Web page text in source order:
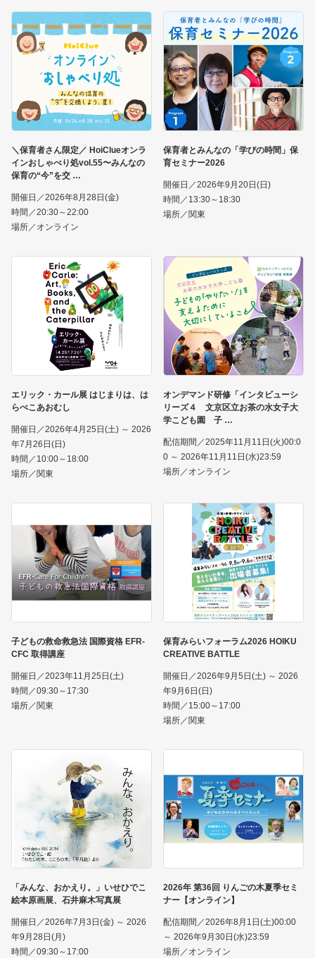
＼保育者さん限定／ HoiClueオンラ
インおしゃべり処vol.55〜みんなの
保育の“今”を交
開催日／2026年8月28日(金)
時間／20:30～22:00
場所／オンライン
保育者とみんなの「学びの時間」保
育セミナー2026
開催日／2026年9月20日(日)
時間／13:30～18:30
場所／関東
エリック・カール展 はじまりは、は
らぺこあおむし
開催日／2026年4月25日(土) ～ 2026
年7月26日(日)
時間／10:00～18:00
場所／関東
オンデマンド研修「インタビューシ
リーズ４ 文京区立お茶の水女子大
学こども園 子
配信期間／2025年11月11日(火)00:0
0 ～ 2026年11月11日(水)23:59
場所／オンライン
子どもの救命救急法 国際資格 EFR-
CFC 取得講座
開催日／2023年11月25日(土)
時間／09:30～17:30
場所／関東
保育みらいフォーラム2026 HOIKU
CREATIVE BATTLE
開催日／2026年9月5日(土) ～ 2026
年9月6日(日)
時間／15:00～17:00
場所／関東
「みんな、おかえり。」いせひでこ
絵本原画展、石井麻木写真展
開催日／2026年7月3日(金) ～ 2026
年9月28日(月)
時間／09:30～17:00
2026年 第36回 りんごの木夏季セミ
ナー【オンライン】
配信期間／2026年8月1日(土)00:00
～ 2026年9月30日(水)23:59
場所／オンライン